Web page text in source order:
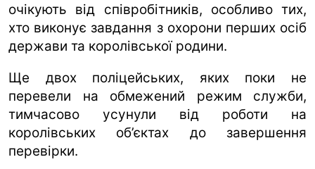
очікують від співробітників, особливо тих,
хто виконує завдання з охорони перших осіб
держави та королівської родини.
Ще двох поліцейських, яких поки не
перевели на обмежений режим служби,
тимчасово усунули від роботи на
королівських об’єктах до завершення
перевірки.